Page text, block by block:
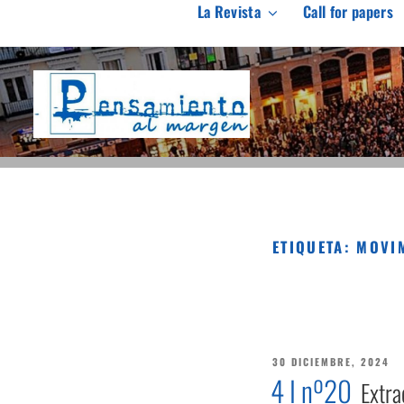
contenido
PENSAMIENTO AL
Revista de investigación independiente y con especial
La Revista Call for papers
ETIQUETA:
PUBLICADO
30 DICIEMBRE, 2024
4 I nº20